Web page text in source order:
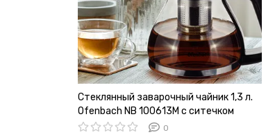
Стеклянный заварочный чайник 1,3 л.
Ofenbach NB 100613M с ситечком
0